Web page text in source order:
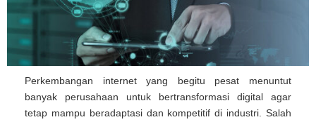
Perkembangan internet yang begitu pesat menuntut
banyak perusahaan untuk bertransformasi digital agar
tetap mampu beradaptasi dan kompetitif di industri. Salah